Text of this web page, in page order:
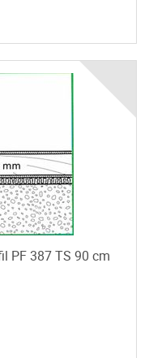
PF 387 TS 90 cm